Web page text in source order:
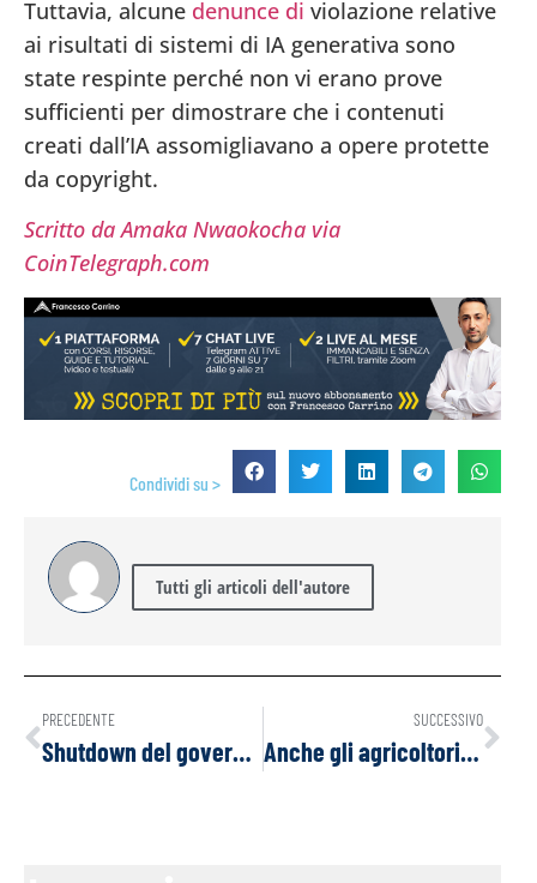
Tuttavia, alcune denunce di violazione relative
ai risultati di sistemi di IA generativa sono
state respinte perché non vi erano prove
sufficienti per dimostrare che i contenuti
creati dall’IA assomigliavano a opere protette
da copyright.
Scritto da Amaka Nwaokocha via
CoinTelegraph.com
Condividi su >
Tutti gli articoli dell'autore
PRECEDENTE
Shutdown del governo USA? Ecco quali saranno le conseguenze
SUCCESSIVO
Anche gli agricoltori polacchi protestano per le strade